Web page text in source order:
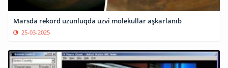
Marsda rekord uzunluqda üzvi molekullar aşkarlanıb
25-03-2025